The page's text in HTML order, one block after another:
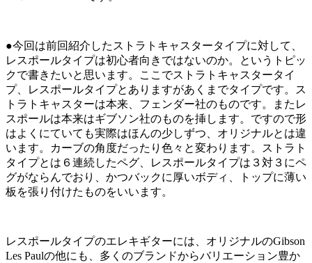
●今回は前回紹介したストラトキャスタータイプに対して、
レスポールタイプは初心者向きではないのか。というトピッ
クで書きたいと思います。ここでストラトキャスタータイ
プ、レスポールタイプとありますがあくまでタイプです。ス
トラトキャスターは本来、フェンダー社のものです。またレ
スポールは本来はギブソン社のものを挿します。ですので形
はよくにていても実際はほんの少しずつ、オリジナルとは違
います。カーブの角度だったり色々と変わります。ストラト
タイプとは６連続したペグ、レスポールタイプは３対３にペ
グがならんでおり、かつバックに厚いボディ、トップに薄い
板を張り付けたものをいいます。
レスポールタイプのエレキギターには、オリジナルのGibson
Les Paulの他にも、多くのブランドからバリエーション豊か